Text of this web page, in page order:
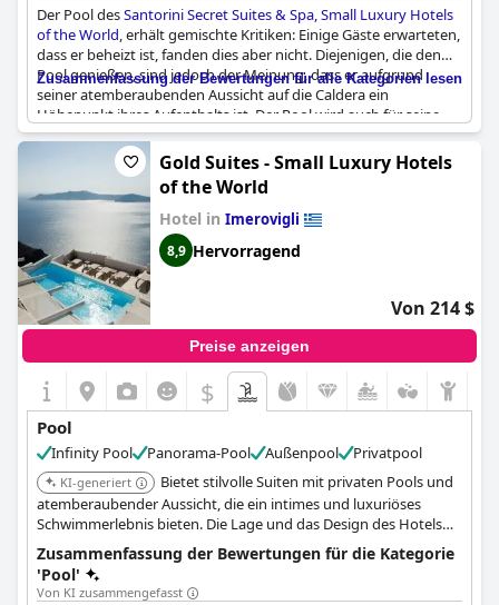
Der Pool desSantorini Secret Suites & Spa, Small Luxury Hotels
of the World, erhält gemischte Kritiken: Einige Gäste erwarteten,
dass er beheizt ist, fanden dies aber nicht. Diejenigen, die den
Pool genießen, sind jedoch der Meinung, dass er aufgrund
seiner atemberaubenden Aussicht auf die Caldera ein
Höhepunkt ihres Aufenthalts ist. Der Pool wird auch für seine
Wärme gelobt, die ihn auch bei kühlerem Wetter zu einem
angenehmen Ort zum Entspannen macht. Die Gäste empfehlen,
im Black Rock Restaurant zu speisen, das eine Vielzahl von
köstlichen Gerichten anbietet. Der einzige Nachteil ist, dass es
am Pool keine Sonnenschirme gibt, so dass die Gäste auf direkte
Sonneneinstrahlung vorbereitet sein sollten. Trotz einiger
kleinerer Probleme wird der Pool im Allgemeinen gut bewertet
und trägt zu dem luxuriösen Gesamterlebnis eines Aufenthalts
in diesem Hotel bei.
Zusammenfassung der Bewertungen für alle Kategorien lesen
Gold Suites - Small Luxury Hotels
of the World
Hotel in Imerovigli
8,9 Hervorragend
Von 214 $
Preise anzeigen
$
Pool
Infinity Pool Panorama-Pool Außenpool Privatpool
KI-generiert
Bietet stilvolle Suiten mit privaten Pools und
atemberaubender Aussicht, die ein intimes und luxuriöses
Schwimmerlebnis bieten. Die Lage und das Design des Hotels
schaffen eine unvergessliche Poollandschaft.
Zusammenfassung der Bewertungen für die Kategorie
'Pool'
Von KI zusammengefasst